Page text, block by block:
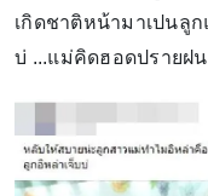
เกิดชาติหน้ามาเปนลู
บ่ ...แม่คิดฮอดปรายฝ